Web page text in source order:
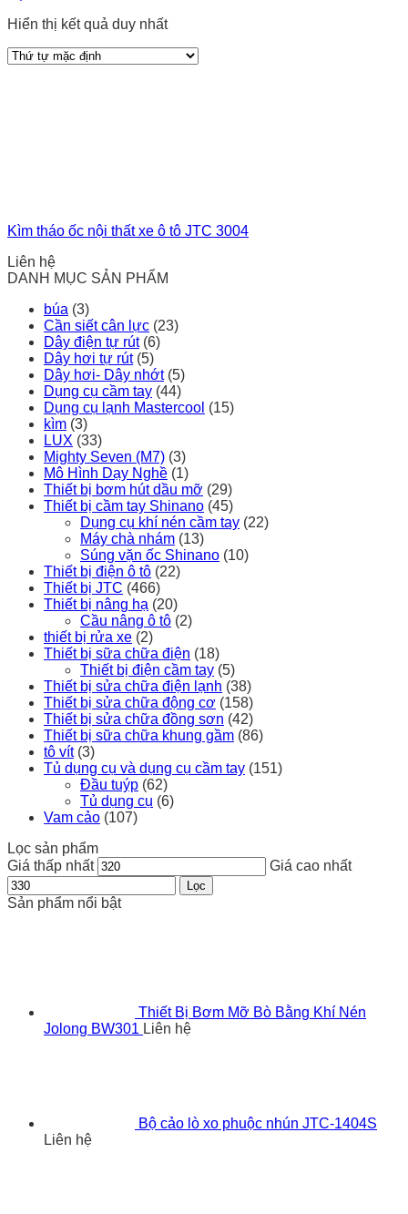
Hiển thị kết quả duy nhất
Kìm tháo ốc nội thất xe ô tô JTC 3004
Liên hệ
DANH MỤC SẢN PHẨM
búa (3)
Cần siết cân lực (23)
Dây điện tự rút (6)
Dây hơi tự rút (5)
Dây hơi- Dây nhớt (5)
Dụng cụ cầm tay (44)
Dụng cụ lạnh Mastercool (15)
kìm (3)
LUX (33)
Mighty Seven (M7) (3)
Mô Hình Dạy Nghề (1)
Thiết bị bơm hút dầu mỡ (29)
Thiết bị cầm tay Shinano (45)
Dụng cụ khí nén cầm tay (22)
Máy chà nhám (13)
Súng vặn ốc Shinano (10)
Thiết bị điện ô tô (22)
Thiết bị JTC (466)
Thiết bị nâng hạ (20)
Cầu nâng ô tô (2)
thiết bị rửa xe (2)
Thiết bị sữa chữa điện (18)
Thiết bị điện cầm tay (5)
Thiết bị sửa chữa điện lạnh (38)
Thiết bị sửa chữa động cơ (158)
Thiết bị sửa chữa đồng sơn (42)
Thiết bị sữa chữa khung gầm (86)
tô vít (3)
Tủ dụng cụ và dụng cụ cầm tay (151)
Đầu tuýp (62)
Tủ dụng cụ (6)
Vam cảo (107)
Lọc sản phẩm
Giá thấp nhất
Giá cao nhất
Lọc
Sản phẩm nổi bật
Thiết Bị Bơm Mỡ Bò Bằng Khí Nén
Jolong BW301 Liên hệ
Bộ cảo lò xo phuộc nhún JTC-1404S
Liên hệ